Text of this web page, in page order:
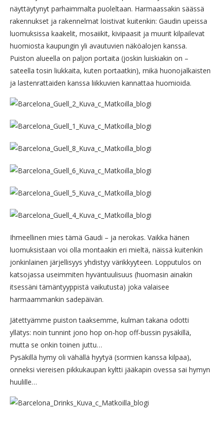
näyttäytynyt parhaimmalta puoleltaan. Harmaassakin säässä
rakennukset ja rakennelmat loistivat kuitenkin: Gaudin upeissa
luomuksissa kaakelit, mosaiikit, kivipaasit ja muurit kilpailevat
huomiosta kaupungin yli avautuvien näköalojen kanssa.
Puiston alueella on paljon portaita (joskin luiskiakin on –
sateella tosin liukkaita, kuten portaatkin), mikä huonojalkaisten
ja lastenrattaiden kanssa liikkuvien kannattaa huomioida.
Ihmeellinen mies tämä Gaudi – ja nerokas. Vaikka hänen
luomuksistaan voi olla montaakin eri mieltä, näissä kuitenkin
jonkinlainen järjellisyys yhdistyy värikkyyteen. Lopputulos on
katsojassa useimmiten hyväntuulisuus (huomasin ainakin
itsessäni tämäntyyppistä vaikutusta) joka valaisee
harmaammankin sadepäivän.
Jätettyämme puiston taaksemme, kulman takana odotti
yllätys: noin tunnint jono hop on-hop off-bussin pysäkillä,
mutta se onkin toinen juttu…
Pysäkillä hymy oli vähällä hyytyä (sormien kanssa kilpaa),
onneksi viereisen pikkukaupan kyltti jääkapin ovessa sai hymyn
huulille…